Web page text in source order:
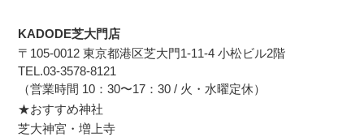
KADODE芝大門店
〒105-0012 東京都港区芝大門1-11-4 小松ビル2階
TEL.03-3578-8121
（営業時間 10：30〜17：30 / 火・水曜定休）
★おすすめ神社
芝大神宮・増上寺